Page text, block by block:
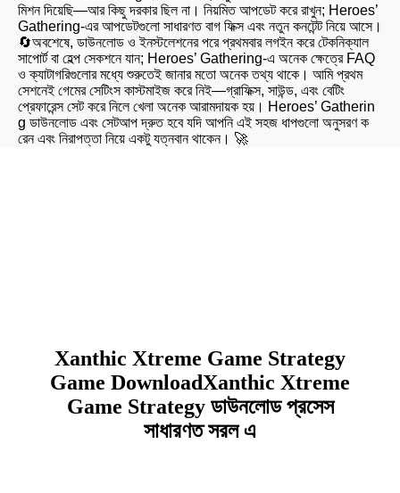
মিশন দিয়েছি—আর কিছু দরকার ছিল না। নিয়মিত আপডেট করে রাখুন; Heroes’
Gathering-এর আপডেটগুলো সাধারণত বাগ ফিক্স এবং নতুন কনটেন্ট নিয়ে আসে।
🔄অবশেষে, ডাউনলোড ও ইনস্টলেশনের পরে প্রথমবার লগইন করে টেকনিক্যাল
সাপোর্ট বা হেল্প সেকশনে যান; Heroes’ Gathering-এ অনেক ক্ষেত্রে FAQ
ও ক্যাটাগরিগুলোর মধ্যে শুরুতেই জানার মতো অনেক তথ্য থাকে। আমি প্রথম
সেশনেই গেমের সেটিংস কাস্টমাইজ করে নিই—গ্রাফিক্স, সাউন্ড, এবং বেটিং
প্রেফারেন্স সেট করে নিলে খেলা অনেক আরামদায়ক হয়। Heroes’ Gatherin
g ডাউনলোড এবং সেটআপ দ্রুত হবে যদি আপনি এই সহজ ধাপগুলো অনুসরণ ক
রেন এবং নিরাপত্তা নিয়ে একটু যত্নবান থাকেন। 🚀
Xanthic Xtreme Game Strategy
Game DownloadXanthic Xtreme
Game Strategy ডাউনলোড প্রসেস
সাধারণত সরল এ